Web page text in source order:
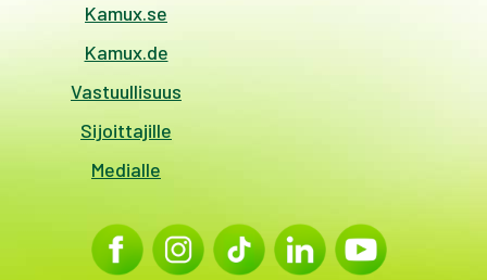
Kamux.se
Kamux.de
Vastuullisuus
Sijoittajille
Medialle